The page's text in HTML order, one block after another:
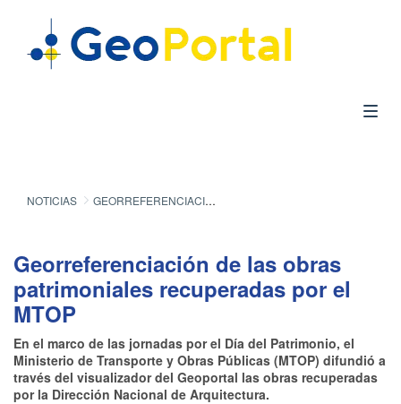
NOTICIAS GEORREFERENCIACIÓN DE LAS OBRAS PATRIMONIALES RECUPERADAS POR EL MTOP
Georreferenciación de las obras
patrimoniales recuperadas por el
MTOP
En el marco de las jornadas por el Día del Patrimonio, el
Ministerio de Transporte y Obras Públicas (MTOP) difundió a
través del visualizador del Geoportal las obras recuperadas
por la Dirección Nacional de Arquitectura.